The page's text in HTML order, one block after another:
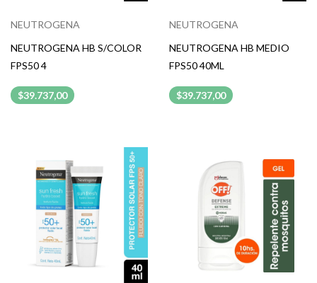
NEUTROGENA
NEUTROGENA HB S/COLOR
FPS50 4
$39.737,00
NEUTROGENA
NEUTROGENA HB MEDIO
FPS50 40ML
$39.737,00